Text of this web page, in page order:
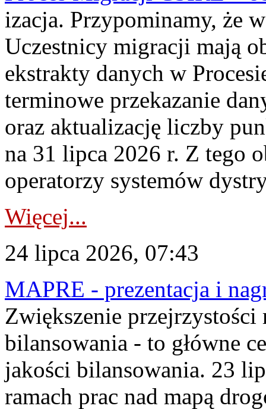
izacja. Przypominamy, że
Uczestnicy migracji mają
ekstrakty danych w
terminowe przekazanie
oraz aktualizację liczby
na 31 lipca 2026 r. Z tego
operatorzy systemów
Więcej...
24 lipca 2026, 07:43
MAPRE - prezentacja i
Zwiększenie
bilansowania - to główne
jakości bilansowania. 23
ramach prac nad mapą